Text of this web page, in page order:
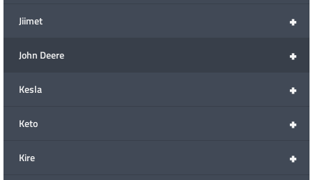
+
Jiimet
+
John Deere
+
Kesla
+
Keto
+
Kire